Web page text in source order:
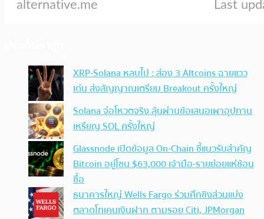
XRP-Solana หลบไป : ส่อง 3 Altcoins ฉายแวว
เด่น ส่งสัญญาณเตรียม Breakout ครั้งใหญ่
Solana จ่อโหวตจริง ลุ้นผ่านข้อเสนอเผาอุปทาน
เหรียญ SOL ครั้งใหญ่
Glassnode เปิดข้อมูล On-Chain ชี้แนวรับสำคัญ
Bitcoin อยู่โซน $63,000 เจ้ามือ-รายย่อยแห่ช้อน
ซื้อ
ธนาคารใหญ่ Wells Fargo ร่วมศึกชิงส่วนแบ่ง
ตลาดโทเคนเงินฝาก ตามรอย Citi, JPMorgan